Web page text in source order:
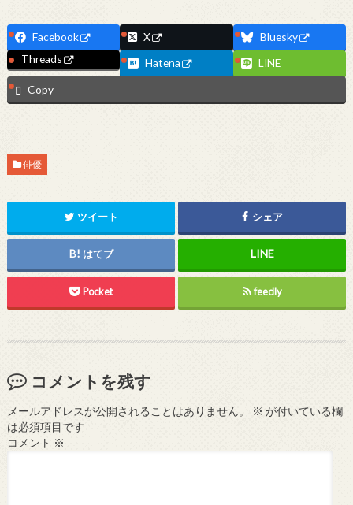
Facebook X
Bluesky
Threads
Hatena
LINE
Copy
俳優
ツイート シェア
はてブ
Pocket feedly
コメントを残す
メールアドレスが公開されることはありません。 ※ が付いている欄
は必須項目です
コメント ※